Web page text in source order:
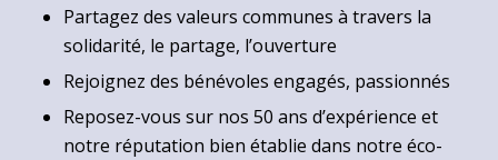
Partagez des valeurs communes à travers la
solidarité, le partage, l’ouverture
Rejoignez des bénévoles engagés, passionnés
Reposez-vous sur nos 50 ans d’expérience et
notre réputation bien établie dans notre éco-